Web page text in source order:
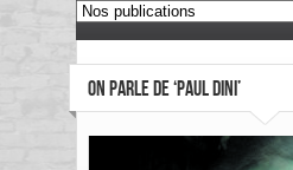
ON PARLE DE ‘PAUL DINI’